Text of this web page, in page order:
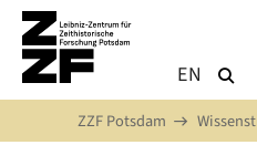
Direkt zum Inhalt
EN
ZZF Potsdam